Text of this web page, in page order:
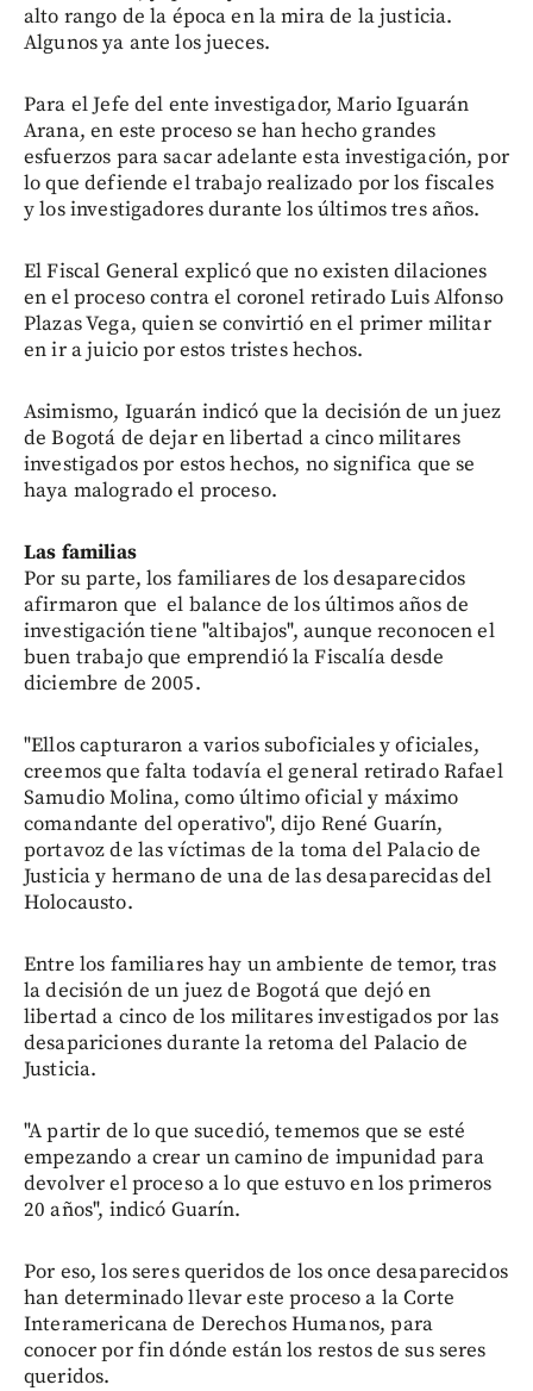
alto rango de la época en la mira de la justicia.
Algunos ya ante los jueces.
Para el Jefe del ente investigador, Mario Iguarán
Arana, en este proceso se han hecho grandes
esfuerzos para sacar adelante esta investigación, por
lo que defiende el trabajo realizado por los fiscales
y los investigadores durante los últimos tres años.
El Fiscal General explicó que no existen dilaciones
en el proceso contra el coronel retirado Luis Alfonso
Plazas Vega, quien se convirtió en el primer militar
en ir a juicio por estos tristes hechos.
Asimismo, Iguarán indicó que la decisión de un juez
de Bogotá de dejar en libertad a cinco militares
investigados por estos hechos, no significa que se
haya malogrado el proceso.
Las familias
Por su parte, los familiares de los desaparecidos
afirmaron que el balance de los últimos años de
investigación tiene "altibajos", aunque reconocen el
buen trabajo que emprendió la Fiscalía desde
diciembre de 2005.
"Ellos capturaron a varios suboficiales y oficiales,
creemos que falta todavía el general retirado Rafael
Samudio Molina, como último oficial y máximo
comandante del operativo", dijo René Guarín,
portavoz de las víctimas de la toma del Palacio de
Justicia y hermano de una de las desaparecidas del
Holocausto.
Entre los familiares hay un ambiente de temor, tras
la decisión de un juez de Bogotá que dejó en
libertad a cinco de los militares investigados por las
desapariciones durante la retoma del Palacio de
Justicia.
"A partir de lo que sucedió, tememos que se esté
empezando a crear un camino de impunidad para
devolver el proceso a lo que estuvo en los primeros
20 años", indicó Guarín.
Por eso, los seres queridos de los once desaparecidos
han determinado llevar este proceso a la Corte
Interamericana de Derechos Humanos, para
conocer por fin dónde están los restos de sus seres
queridos.